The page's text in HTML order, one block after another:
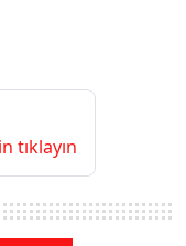
tıklayın